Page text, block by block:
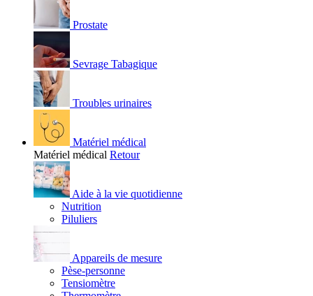
Prostate
Sevrage Tabagique
Troubles urinaires
Matériel médical
Matériel médical Retour
Aide à la vie quotidienne
Nutrition
Piluliers
Appareils de mesure
Pèse-personne
Tensiomètre